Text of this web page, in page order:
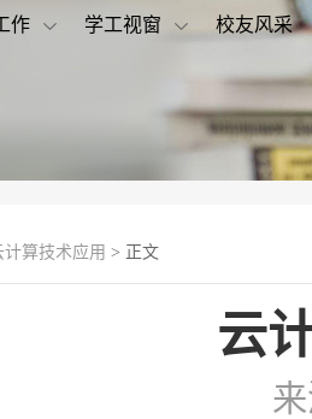
作 学工视窗 校友风采
计算技术应用 > 正文
云